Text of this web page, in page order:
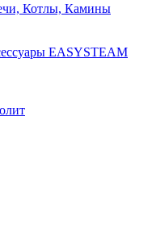
Котлы, Камины
EASYSTEAM